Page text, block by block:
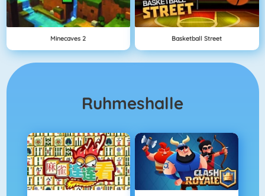
Minecaves 2 Basketball Street
Ruhmeshalle